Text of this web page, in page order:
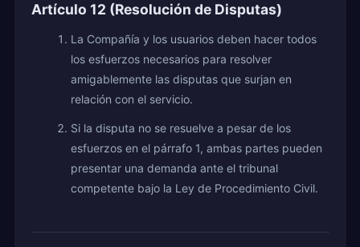
Artículo 12 (Resolución de Disputas)
La Compañía y los usuarios deben hacer todos
los esfuerzos necesarios para resolver
amigablemente las disputas que surjan en
relación con el servicio.
Si la disputa no se resuelve a pesar de los
esfuerzos en el párrafo 1, ambas partes pueden
presentar una demanda ante el tribunal
competente bajo la Ley de Procedimiento Civil.